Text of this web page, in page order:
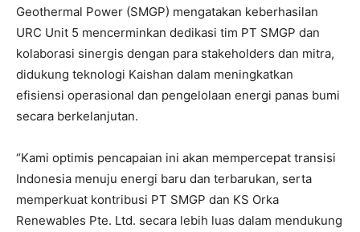
Geothermal Power (SMGP) mengatakan keberhasilan
URC Unit 5 mencerminkan dedikasi tim PT SMGP dan
kolaborasi sinergis dengan para stakeholders dan mitra,
didukung teknologi Kaishan dalam meningkatkan
efisiensi operasional dan pengelolaan energi panas bumi
secara berkelanjutan.
“Kami optimis pencapaian ini akan mempercepat transisi
Indonesia menuju energi baru dan terbarukan, serta
memperkuat kontribusi PT SMGP dan KS Orka
Renewables Pte. Ltd. secara lebih luas dalam mendukung